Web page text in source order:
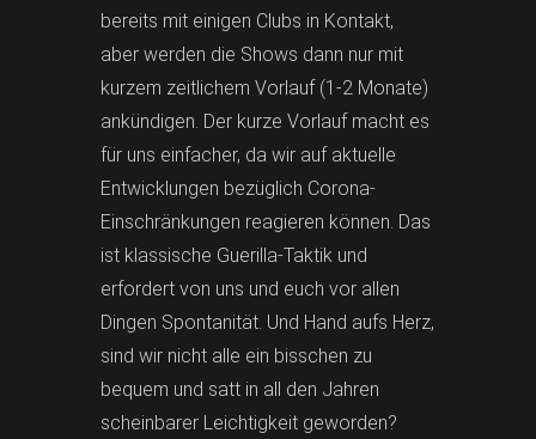
bereits mit einigen Clubs in Kontakt,
aber werden die Shows dann nur mit
kurzem zeitlichem Vorlauf (1-2 Monate)
ankündigen. Der kurze Vorlauf macht es
für uns einfacher, da wir auf aktuelle
Entwicklungen bezüglich Corona-
Einschränkungen reagieren können. Das
ist klassische Guerilla-Taktik und
erfordert von uns und euch vor allen
Dingen Spontanität. Und Hand aufs Herz,
sind wir nicht alle ein bisschen zu
bequem und satt in all den Jahren
scheinbarer Leichtigkeit geworden?